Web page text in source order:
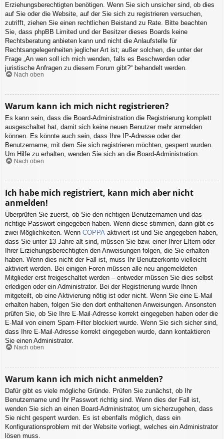
Erziehungsberechtigten benötigen. Wenn Sie sich unsicher sind, ob dies
auf Sie oder die Website, auf der Sie sich zu registrieren versuchen,
zutrifft, ziehen Sie einen rechtlichen Beistand zu Rate. Bitte beachten
Sie, dass phpBB Limited und der Besitzer dieses Boards keine
Rechtsberatung anbieten kann und nicht die Anlaufstelle für
Rechtsangelegenheiten jeglicher Art ist; außer solchen, die unter der
Frage „An wen soll ich mich wenden, falls es Beschwerden oder
juristische Anfragen zu diesem Forum gibt?“ behandelt werden.
Nach oben
Warum kann ich mich nicht registrieren?
Es kann sein, dass die Board-Administration die Registrierung komplett
ausgeschaltet hat, damit sich keine neuen Benutzer mehr anmelden
können. Es könnte auch sein, dass Ihre IP-Adresse oder der
Benutzername, mit dem Sie sich registrieren möchten, gesperrt wurden.
Um Hilfe zu erhalten, wenden Sie sich an die Board-Administration.
Nach oben
Ich habe mich registriert, kann mich aber nicht
anmelden!
Überprüfen Sie zuerst, ob Sie den richtigen Benutzernamen und das
richtige Passwort eingegeben haben. Wenn diese stimmen, dann gibt es
zwei Möglichkeiten. Wenn COPPA aktiviert ist und Sie angegeben haben,
dass Sie unter 13 Jahre alt sind, müssen Sie bzw. einer Ihrer Eltern oder
Ihrer Erziehungsberechtigten den Anweisungen folgen, die Sie erhalten
haben. Wenn dies nicht der Fall ist, muss Ihr Benutzerkonto vielleicht
aktiviert werden. Bei einigen Foren müssen alle neu angemeldeten
Mitglieder erst freigeschaltet werden – entweder müssen Sie dies selbst
erledigen oder ein Administrator. Bei der Registrierung wurde Ihnen
mitgeteilt, ob eine Aktivierung nötig ist oder nicht. Wenn Sie eine E-Mail
erhalten haben, folgen Sie den dort enthaltenen Anweisungen. Ansonsten
prüfen Sie, ob Sie Ihre E-Mail-Adresse korrekt eingegeben haben oder die
E-Mail von einem Spam-Filter blockiert wurde. Wenn Sie sich sicher sind,
dass Ihre E-Mail-Adresse korrekt eingegeben wurde, dann kontaktieren
Sie einen Administrator.
Nach oben
Warum kann ich mich nicht anmelden?
Dafür gibt es viele mögliche Gründe. Prüfen Sie zunächst, ob Ihr
Benutzername und Ihr Passwort richtig sind. Wenn dies der Fall ist,
wenden Sie sich an einen Board-Administrator, um sicherzugehen, dass
Sie nicht gesperrt wurden. Es ist ebenfalls möglich, dass ein
Konfigurationsproblem mit der Website vorliegt, welches ein Administrator
lösen muss.